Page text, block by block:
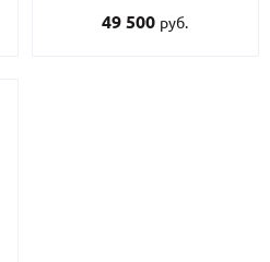
(окрас по RAL) и полоской из
49 500 руб.